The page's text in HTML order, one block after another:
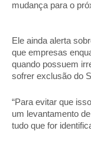
mudança para o
Ele ainda alerta
que empresas
quando possuem
sofrer exclusão do
“Para evitar que
um levantamento
tudo que for